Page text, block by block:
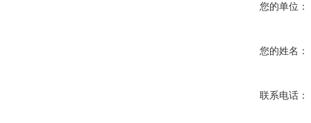
您的单位：
您的姓名：
联系电话：